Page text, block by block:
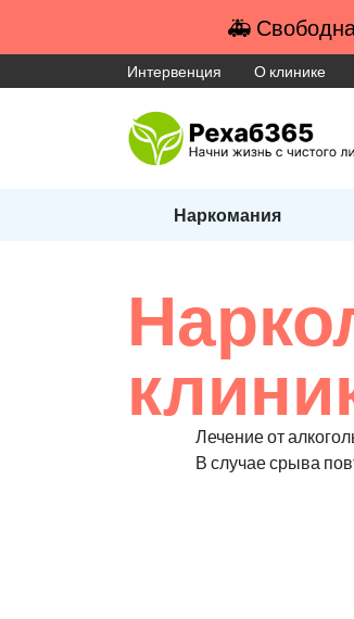
🚑
Интервенция О клинике
Наркомания
Лечение от
В случае срыва